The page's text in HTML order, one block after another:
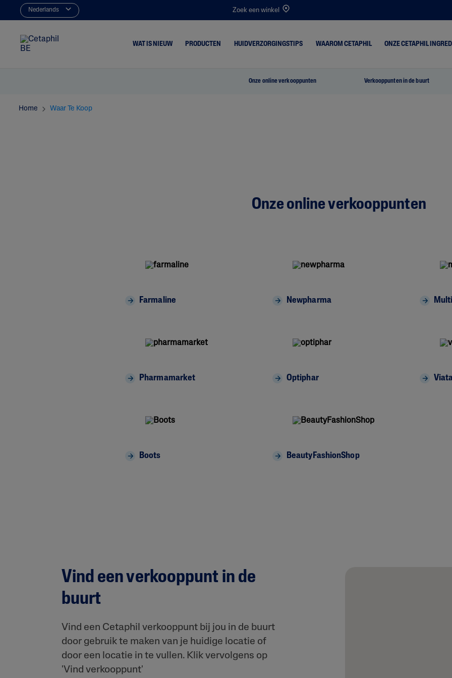
Nederlands Zoek een winkel
WAT IS NIEUW PRODUCTEN
Ruwheid & Schilferig
HUIDVERZORGINGSTIPS WAAROM CETAPHIL ONZE CETAPHIL
Onze online verkooppunten Verkooppunten in de buurt
Home Waar Te Koop
Onze online verkooppunten
Farmaline Newpharma
Pharmamarket Optiphar
Boots BeautyFashionShop
Vind een verkooppunt in de
buurt
Vind een Cetaphil verkooppunt bij jou in de buurt
door gebruik te maken van je huidige locatie of
door een locatie in te vullen. Klik vervolgens op
'Vind verkooppunt'